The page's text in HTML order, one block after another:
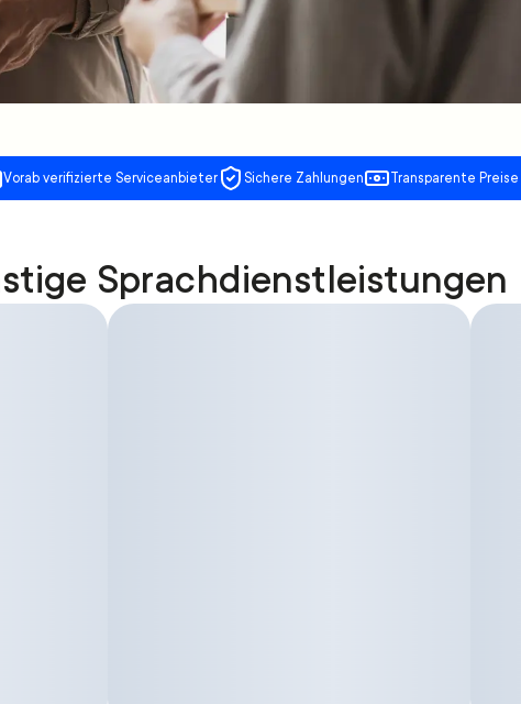
Vorab verifizierte Serviceanbieter Sichere Zahlungen Transparente Preise
Sprachdienstleistungen